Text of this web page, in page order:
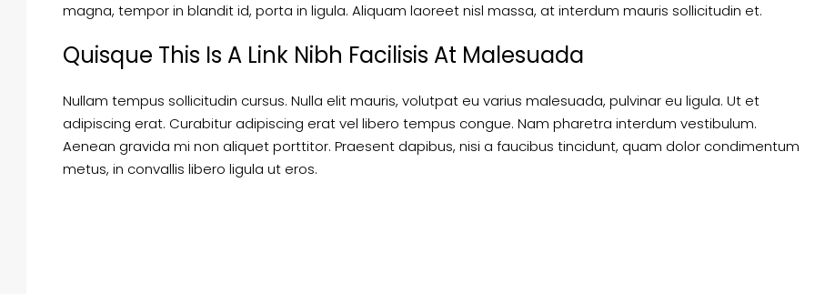
magna, tempor in blandit id, porta in ligula. Aliquam laoreet nisl massa, at interdum mauris sollicitudin et.
Quisque This Is A Link Nibh Facilisis At Malesuada
Nullam tempus sollicitudin cursus. Nulla elit mauris, volutpat eu varius malesuada, pulvinar eu ligula. Ut et
adipiscing erat. Curabitur adipiscing erat vel libero tempus congue. Nam pharetra interdum vestibulum.
Aenean gravida mi non aliquet porttitor. Praesent dapibus, nisi a faucibus tincidunt, quam dolor condimentum
metus, in convallis libero ligula ut eros.